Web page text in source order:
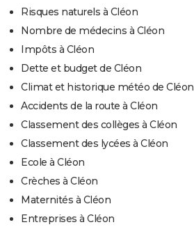
Risques naturels à Cléon
Nombre de médecins à Cléon
Impôts à Cléon
Dette et budget de Cléon
Climat et historique météo de Cléon
Accidents de la route à Cléon
Classement des collèges à Cléon
Classement des lycées à Cléon
Ecole à Cléon
Crèches à Cléon
Maternités à Cléon
Entreprises à Cléon